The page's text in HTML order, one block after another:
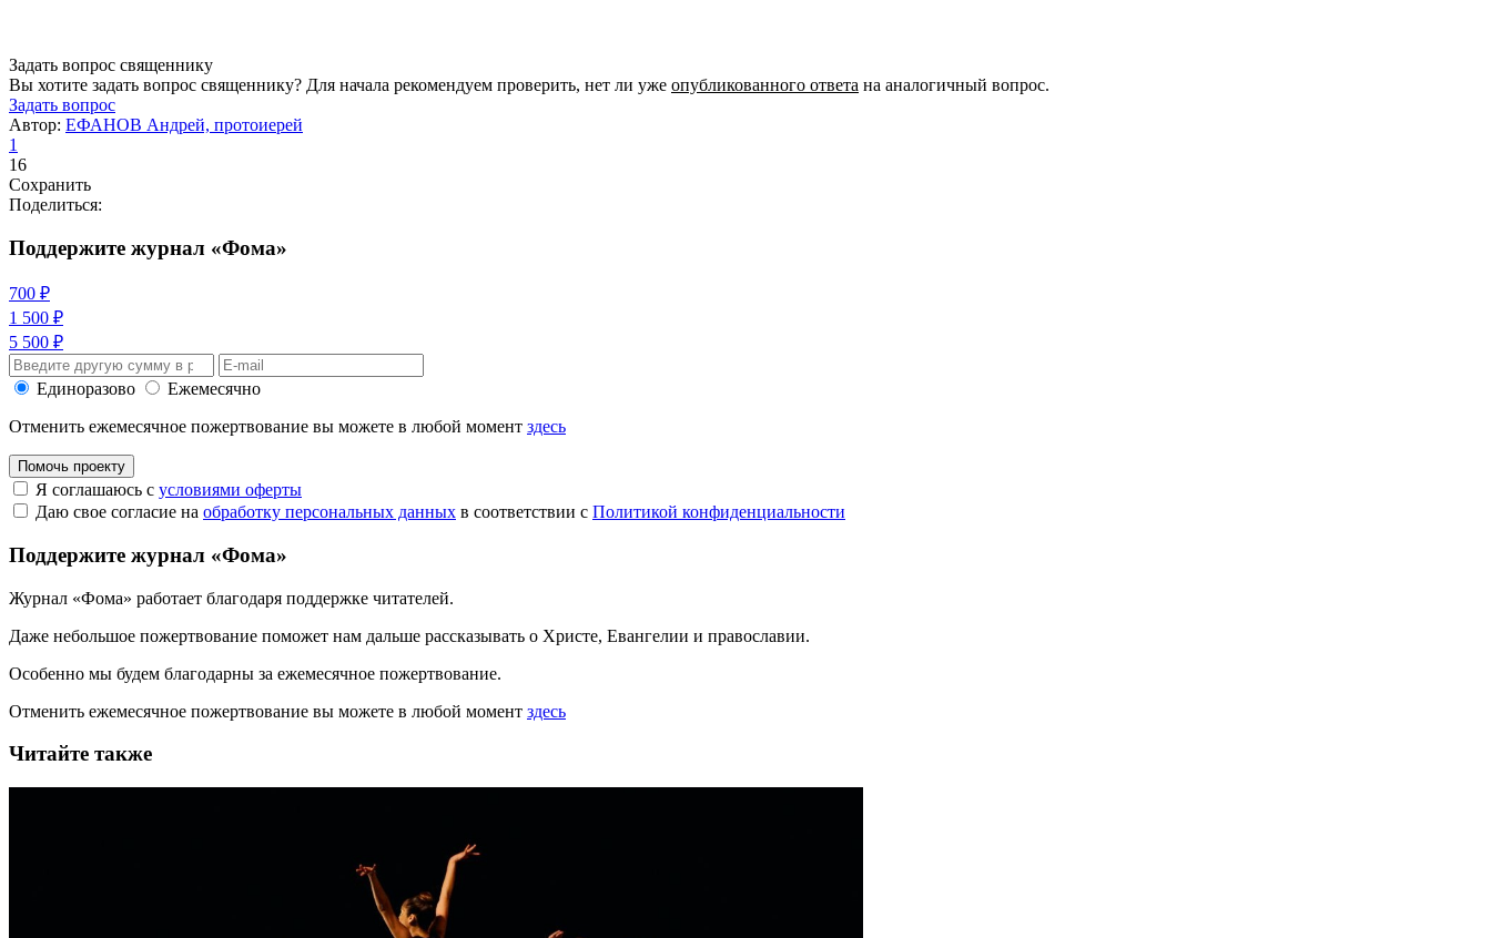
Задать вопрос священнику
Вы хотите задать вопрос священнику? Для начала рекомендуем проверить, нет ли уже опубликованного ответа на аналогичный вопрос.
Задать вопрос
Автор: ЕФАНОВ Андрей, протоиерей
1
16
Сохранить
Поделиться:
Поддержите журнал «Фома»
700 ₽
1 500 ₽
5 500 ₽
Единоразово
Ежемесячно
Отменить ежемесячное пожертвование вы можете в любой момент здесь
Помочь проекту
Я соглашаюсь с условиями оферты
Даю свое согласие на обработку персональных данных в соответствии с Политикой конфиденциальности
Поддержите журнал «Фома»
Журнал «Фома» работает благодаря поддержке читателей.
Даже небольшое пожертвование поможет нам дальше рассказывать о Христе, Евангелии и православии.
Особенно мы будем благодарны за ежемесячное пожертвование.
Отменить ежемесячное пожертвование вы можете в любой момент здесь
Читайте также